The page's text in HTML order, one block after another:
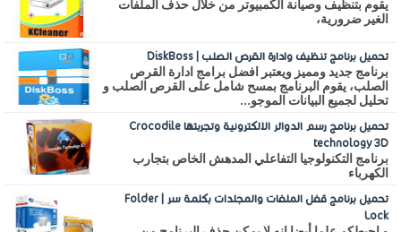
يقوم بتنظيف وصيانة الكمبيوتر من خلال حذف الملفات
الغير ضرورية،
تحميل برنامج تنظيف وادارة القرص الصلب | DiskBoss
برنامج جديد ومميز ويعتبر افضل برامج ادارة القرص
الصلب، يقوم البرنامج بمسح شامل على القرص الصلب و
تحليل لجميع البيانات الموجو...
تحميل برنامج رسم الدوائر الالكترونية وتجربتها Crocodile
technology 3D
برنامج التكنولوجيا التفاعلي المدهش الخاص بتجارب
الكهرباء
تحميل برنامج قفل الملفات والمجلدات بكلمة سر | Folder
Lock